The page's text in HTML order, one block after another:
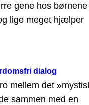
gene hos
lige meget hjælper
dialog
mellem det
sammen med en